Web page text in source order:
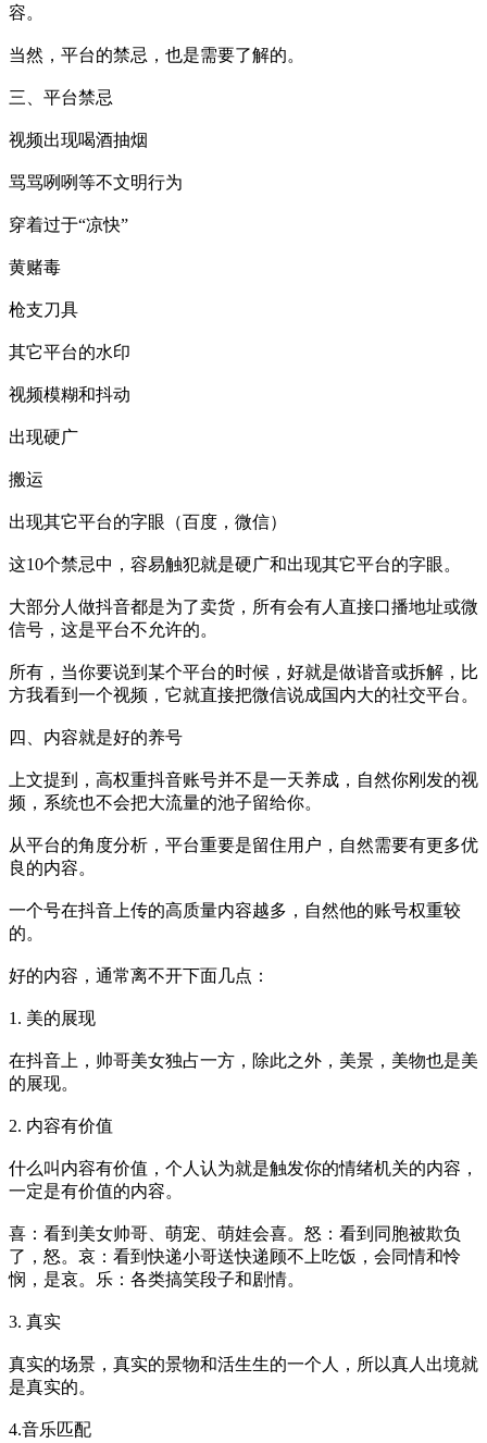
容。
当然，平台的禁忌，也是需要了解的。
三、平台禁忌
视频出现喝酒抽烟
骂骂咧咧等不文明行为
穿着过于“凉快”
黄赌毒
枪支刀具
其它平台的水印
视频模糊和抖动
出现硬广
搬运
出现其它平台的字眼（百度，微信）
这10个禁忌中，容易触犯就是硬广和出现其它平台的字眼。
大部分人做抖音都是为了卖货，所有会有人直接口播地址或微
信号，这是平台不允许的。
所有，当你要说到某个平台的时候，好就是做谐音或拆解，比
方我看到一个视频，它就直接把微信说成国内大的社交平台。
四、内容就是好的养号
上文提到，高权重抖音账号并不是一天养成，自然你刚发的视
频，系统也不会把大流量的池子留给你。
从平台的角度分析，平台重要是留住用户，自然需要有更多优
良的内容。
一个号在抖音上传的高质量内容越多，自然他的账号权重较
的。
好的内容，通常离不开下面几点：
1. 美的展现
在抖音上，帅哥美女独占一方，除此之外，美景，美物也是美
的展现。
2. 内容有价值
什么叫内容有价值，个人认为就是触发你的情绪机关的内容，
一定是有价值的内容。
喜：看到美女帅哥、萌宠、萌娃会喜。怒：看到同胞被欺负
了，怒。哀：看到快递小哥送快递顾不上吃饭，会同情和怜
悯，是哀。乐：各类搞笑段子和剧情。
3. 真实
真实的场景，真实的景物和活生生的一个人，所以真人出境就
是真实的。
4.音乐匹配